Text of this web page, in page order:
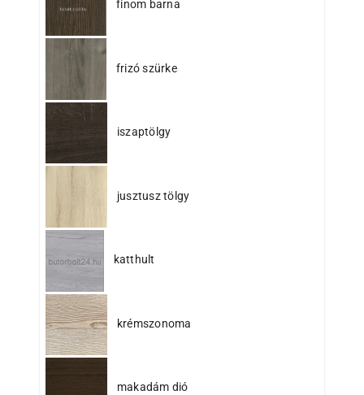
finom barna
frizó szürke
iszaptölgy
jusztusz tölgy
katthult
krémszonoma
makadám dió